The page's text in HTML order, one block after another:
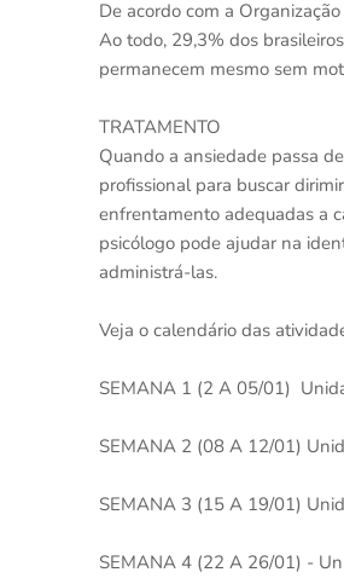
De acordo com a
Ao todo, 29,3% dos
permanecem mesmo sem
TRATAMENTO
Quando a ansiedade passa
profissional para buscar
enfrentamento adequadas a
psicólogo pode ajudar na
administrá-las.
Veja o calendário das
SEMANA 1 (2 A 05/01)
SEMANA 2 (08 A 12/01)
SEMANA 3 (15 A 19/01)
SEMANA 4 (22 A 26/01) -